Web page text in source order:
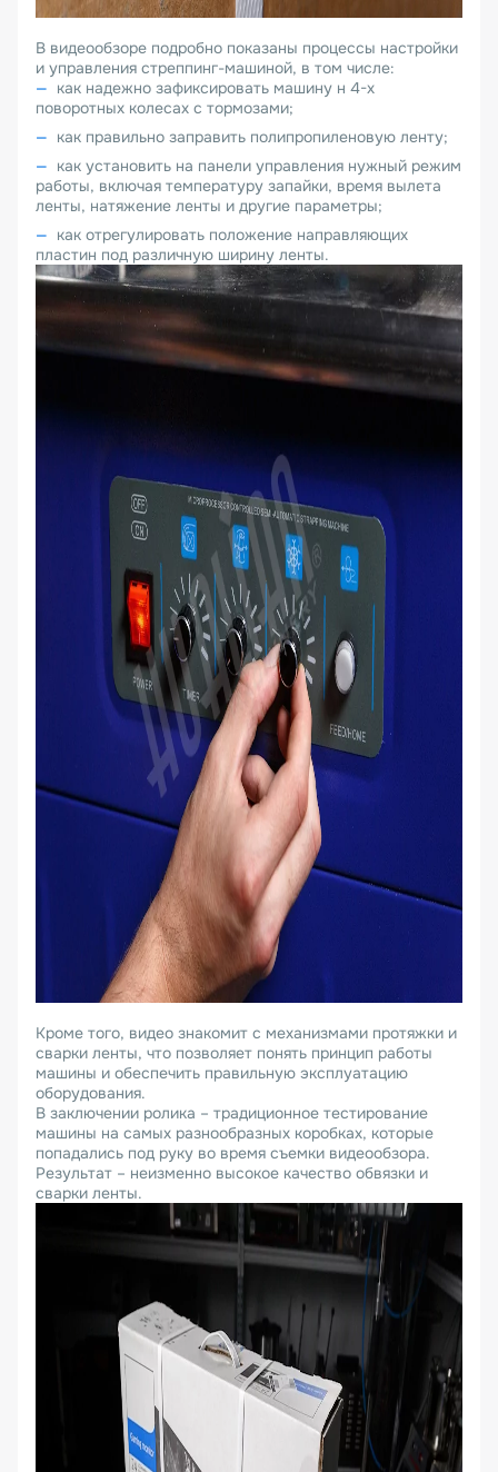
В видеообзоре подробно показаны процессы настройки
и управления стреппинг-машиной, в том числе:
как надежно зафиксировать машину н 4-х
поворотных колесах с тормозами;
как правильно заправить полипропиленовую ленту;
как установить на панели управления нужный режим
работы, включая температуру запайки, время вылета
ленты, натяжение ленты и другие параметры;
как отрегулировать положение направляющих
пластин под различную ширину ленты.
Кроме того, видео знакомит с механизмами протяжки и
сварки ленты, что позволяет понять принцип работы
машины и обеспечить правильную эксплуатацию
оборудования.
В заключении ролика – традиционное тестирование
машины на самых разнообразных коробках, которые
попадались под руку во время съемки видеообзора.
Результат – неизменно высокое качество обвязки и
сварки ленты.